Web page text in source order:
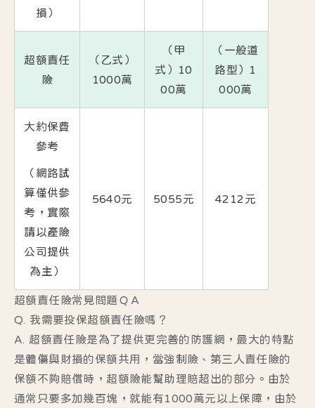
損）
超額責任
險
（乙式）
1000萬
（甲
式）10
00萬
（一般道
路型）1
000萬
大約保費
參考
（網路試
算僅供參
考，實際
請以產險
公司提供
為主）
5640元 5055元 4212元
超額責任險常見問題ＱＡ
Q. 我需要投保超額責任險嗎？
A. 超額責任險是為了提供更完善的防護網，最大的特點
是體傷與財損的保額共用，當強制險、第三人責任險的
保額不夠賠償時，超額險能幫助理賠超出的部分。由於
通常只要多加幾百塊，就能有1000萬元以上保障，由於